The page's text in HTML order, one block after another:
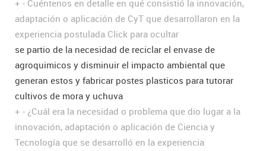
+ - Cuéntenos en detalle en qué consistió la innovación,
adaptación o aplicación de CyT que desarrollaron en la
experiencia postulada Click para ocultar
se partio de la necesidad de reciclar el envase de
agroquimicos y disminuir el impacto ambiental que
generan estos y fabricar postes plasticos para tutorar
cultivos de mora y uchuva
+ - ¿Cuál era la necesidad o problema que dio lugar a la
innovación, adaptación o aplicación de Ciencia y
Tecnología que se desarrolló en la experiencia